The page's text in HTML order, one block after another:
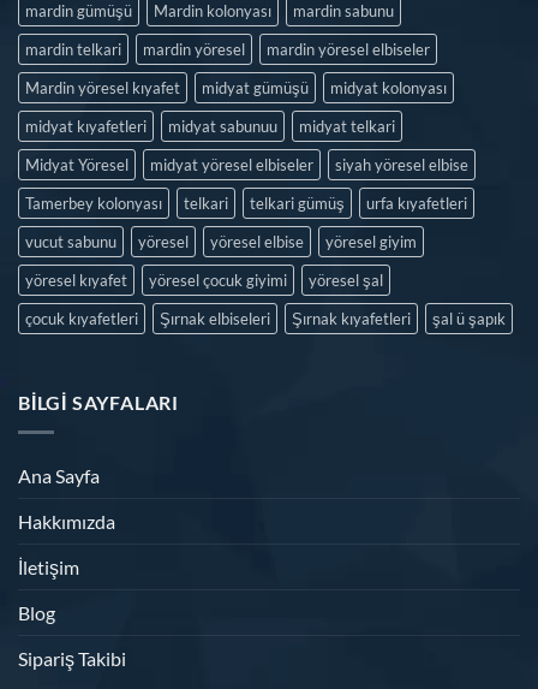
mardin gümüşü
Mardin kolonyası
mardin sabunu
mardin telkari
mardin yöresel
mardin yöresel elbiseler
Mardin yöresel kıyafet
midyat gümüşü
midyat kolonyası
midyat kıyafetleri
midyat sabunuu
midyat telkari
Midyat Yöresel
midyat yöresel elbiseler
siyah yöresel elbise
Tamerbey kolonyası
telkari telkari gümüş
urfa kıyafetleri
vucut sabunu
yöresel yöresel elbise
yöresel giyim
yöresel kıyafet
yöresel çocuk giyimi
yöresel şal
çocuk kıyafetleri
Şırnak elbiseleri Şırnak kıyafetleri şal ü şapık
BILGI SAYFALARI
Ana Sayfa
Hakkımızda
İletişim
Blog
Sipariş Takibi